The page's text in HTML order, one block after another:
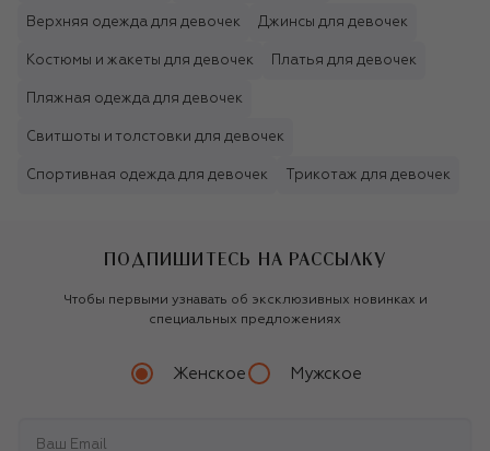
Верхняя одежда для девочек Джинсы для девочек
Костюмы и жакеты для девочек Платья для девочек
Пляжная одежда для девочек
Свитшоты и толстовки для девочек
Спортивная одежда для девочек Трикотаж для девочек
ПОДПИШИТЕСЬ НА РАССЫЛКУ
Чтобы первыми узнавать об эксклюзивных новинках и
специальных предложениях
Женское Мужское